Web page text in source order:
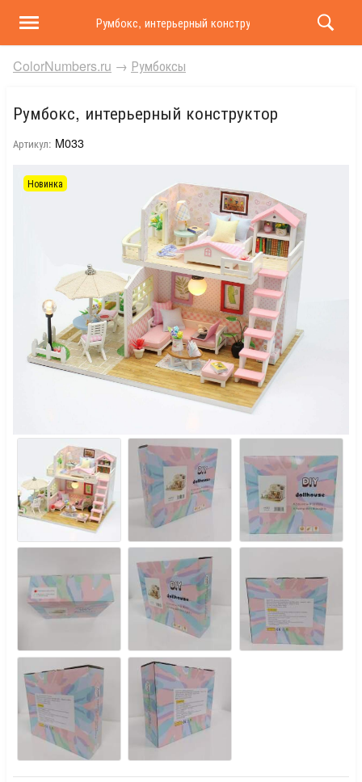
Румбокс, интерьерный конструктор
ColorNumbers.ru → Румбоксы
Румбокс, интерьерный конструктор
Артикул: M033
Новинка